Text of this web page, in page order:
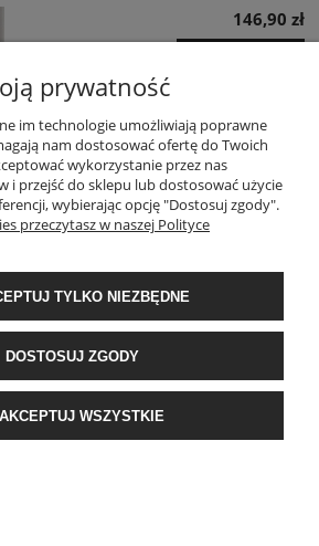
146,90 zł
bawełny satynowej Spring
i popielate liście
101,90 zł
prywatność
im technologie umożliwiają poprawne
nam dostosować ofertę do Twoich
wykorzystanie przez nas
i przejść do sklepu lub dostosować użycie
wybierając opcję "Dostosuj zgody".
przeczytasz w naszej Polityce
TYLKO NIEZBĘDNE
DOSTOSUJ ZGODY
WSZYSTKIE